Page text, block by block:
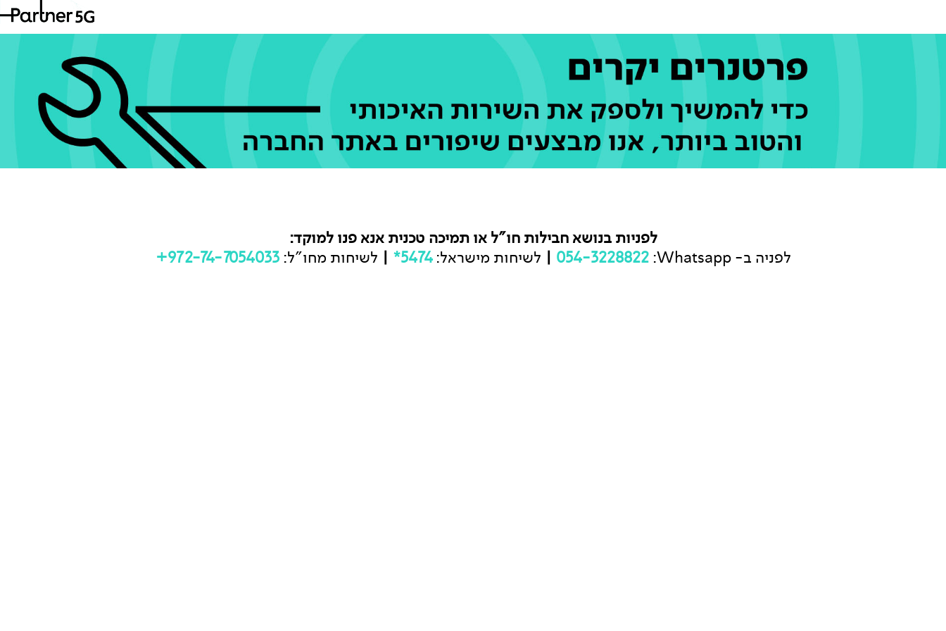
לפניות בנושא חבילות חו"ל או תמיכה טכנית אנא פנו למוקד:
לפניה ב- Whatsapp:
054-3228822 לשיחות מישראל:5474* לשיחות מחו"ל:972-74-7054033+